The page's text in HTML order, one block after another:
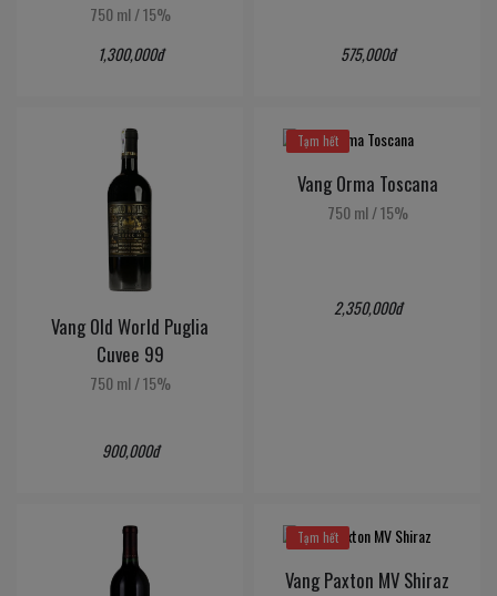
750 ml /15%
1,300,000đ
575,000đ
Vang Old World Puglia
Cuvee 99
750 ml/15%
900,000đ
Tạm hết
Vang Orma Toscana
750 ml /15%
2,350,000đ
Tạm hết
Vang Paxton MV Shiraz